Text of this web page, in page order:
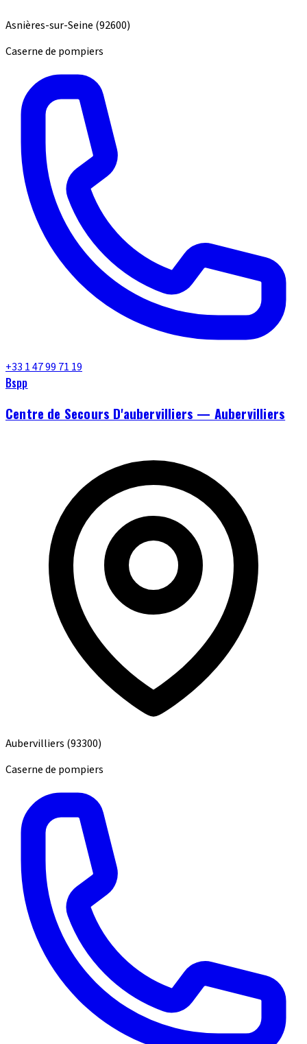
Asnières-sur-Seine (92600)
Caserne de pompiers
+33 1 47 99 71 19
Bspp
Centre de Secours D'aubervilliers — Aubervilliers
Aubervilliers (93300)
Caserne de pompiers